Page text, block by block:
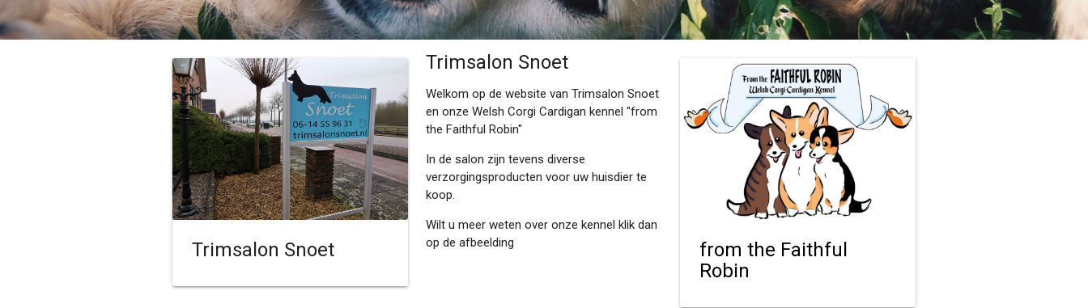
Trimsalon Snoet
Trimsalon Snoet
Welkom op de website van Trimsalon Snoet
en onze Welsh Corgi Cardigan kennel "from
the Faithful Robin"
In de salon zijn tevens diverse
verzorgingsproducten voor uw huisdier te
koop.
Wilt u meer weten over onze kennel klik dan
op de afbeelding
from the Faithful
Robin